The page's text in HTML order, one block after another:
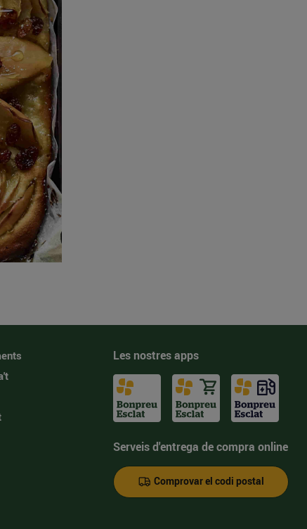
Les nostres apps
Serveis d'entrega de compra online
Comprovar el codi postal